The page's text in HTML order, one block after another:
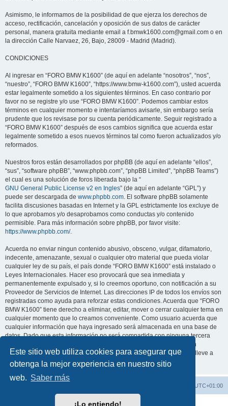
Este sitio web utiliza cookies para asegurar que
obtenga la mejor experiencia en nuestro sitio
web. Saber más
¡Lo entiendo!
Asimismo, le informamos de la posibilidad de que ejerza los derechos de
acceso, rectificación, cancelación y oposición de sus datos de carácter
personal, manera gratuita mediante email a f.bmwk1600.com@gmail.com o en
la dirección Calle Narvaez, 26, Bajo, 28009 - Madrid (Madrid).
CONDICIONES
Al ingresar en “FORO BMW K1600” (de aquí en adelante “nosotros”, “nos”,
“nuestro”, “FORO BMW K1600”, “https://www.bmw-k1600.com”), usted acuerda
estar legalmente sometido a los siguientes términos. En caso contrario por
favor no se registre y/o use “FORO BMW K1600”. Podemos cambiar estos
términos en cualquier momento e intentaríamos avisarle, sin embargo sería
prudente que los revisase por su cuenta periódicamente. Seguir registrado a
“FORO BMW K1600” después de esos cambios significa que acuerda estar
legalmente sometido a esos nuevos términos tal como fueron actualizados y/o
reformados.
Nuestros foros están desarrollados por phpBB (de aquí en adelante “ellos”,
“sus”, “software phpBB”, “www.phpbb.com”, “phpBB Limited”, “phpBB Teams”)
el cual es una solución de foros liberada bajo la “
GNU General Public License v2 en Ingles” (de aquí en adelante “GPL”) y
puede ser descargada de www.phpbb.com . El software phpBB solamente
facilita discusiones basadas en Internet y la GPL estrictamente los excluye de
lo que aprobamos y/o desaprobamos como conductas y/o contenido
permisible. Para más información sobre phpBB, por favor visite:
https://www.phpbb.com/.
Acuerda no enviar ningun contenido abusivo, obsceno, vulgar, difamatorio,
indecente, amenazante, sexual o cualquier otro material que pueda violar
cualquier ley de su país, el país donde “FORO BMW K1600” está instalado o
Leyes Internacionales. Hacer eso provocará que sea inmediata y
permanentemente expulsado y, si lo creemos oportuno, con notificación a su
Proveedor de Servicios de Internet. Las direcciones IP de todos los envíos son
registradas como ayuda para reforzar estas condiciones. Acuerda que “FORO
BMW K1600” tiene derecho a eliminar, editar, mover o cerrar cualquier tema en
cualquier momento que lo creamos conveniente. Como usuario acuerda que
cualquier información que haya ingresado será almacenada en una base de
datos. Dado que esta información no será compartida con ninguna tercera
parte sin su consentimiento, ni “FORO BMW K1600” ni phpBB podrán
considerarse responsables por cualquier intento de hacking que conlleve a
que los datos sean comprometidos.
UTC+01:00
Desarrollado porphpBB® Forum Software © phpBB Limited